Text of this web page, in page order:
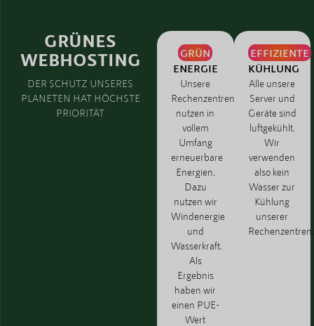
GRÜNES
WEBHOSTING
DER SCHUTZ UNSERES
PLANETEN HAT HÖCHSTE
PRIORITÄT
GRÜN
ENERGIE
Unsere
Rechenzentren
nutzen in
vollem
Umfang
erneuerbare
Energien.
Dazu
nutzen wir
Windenergie
und
Wasserkraft.
Als
Ergebnis
haben wir
einen PUE-
Wert
EFFIZIENTE
KÜHLUNG
Alle unsere
Server und
Geräte sind
luftgekühlt.
Wir
verwenden
also kein
Wasser zur
Kühlung
unserer
Rechenzentren.